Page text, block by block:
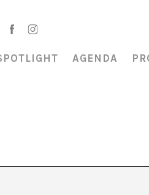
AGENDA